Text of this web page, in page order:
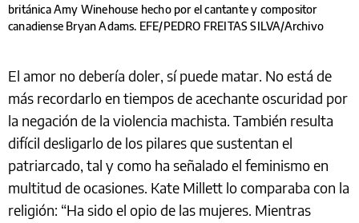
británica Amy Winehouse hecho por el cantante y compositor
canadiense Bryan Adams. EFE/PEDRO FREITAS SILVA/Archivo
El amor no debería doler, sí puede matar. No está de
más recordarlo en tiempos de acechante oscuridad por
la negación de la violencia machista. También resulta
difícil desligarlo de los pilares que sustentan el
patriarcado, tal y como ha señalado el feminismo en
multitud de ocasiones. Kate Millett lo comparaba con la
religión: “Ha sido el opio de las mujeres. Mientras